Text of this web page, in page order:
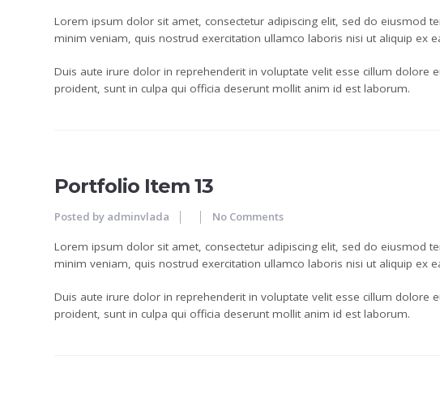
Lorem ipsum dolor sit amet, consectetur adipiscing elit, sed do eiusmod
minim veniam, quis nostrud exercitation ullamco laboris nisi ut aliquip ex
Duis aute irure dolor in reprehenderit in voluptate velit esse cillum dolore
proident, sunt in culpa qui officia deserunt mollit anim id est laborum.
Portfolio Item 13
Posted by adminvlada No Comments
Lorem ipsum dolor sit amet, consectetur adipiscing elit, sed do eiusmod
minim veniam, quis nostrud exercitation ullamco laboris nisi ut aliquip ex
Duis aute irure dolor in reprehenderit in voluptate velit esse cillum dolore
proident, sunt in culpa qui officia deserunt mollit anim id est laborum.